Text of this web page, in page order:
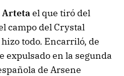
el que tiró del
campo del Crystal
todo. Encarriló, de
expulsado en la segunda
de Arsene